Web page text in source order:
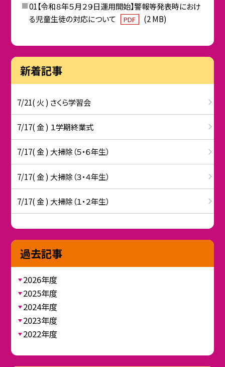
01【令和８年５月２９日運用開始】警報等発表時におけ
る児童生徒の対応について
PDF (2 MB)
新着記事
7/21( 火 ) さくら学習会
7/17( 金 ) １学期終業式
7/17( 金 ) 大掃除（５・６年生）
7/17( 金 ) 大掃除（３・４年生）
7/17( 金 ) 大掃除（１・２年生）
過去記事
2026年度
2025年度
2024年度
2023年度
2022年度